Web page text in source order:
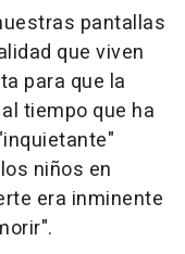
pantallas
que viven
para que la
tiempo que ha
niños en
era inminente